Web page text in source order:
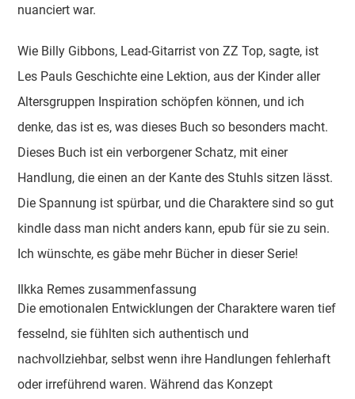
nuanciert war.
Wie Billy Gibbons, Lead-Gitarrist von ZZ Top, sagte, ist
Les Pauls Geschichte eine Lektion, aus der Kinder aller
Altersgruppen Inspiration schöpfen können, und ich
denke, das ist es, was dieses Buch so besonders macht.
Dieses Buch ist ein verborgener Schatz, mit einer
Handlung, die einen an der Kante des Stuhls sitzen lässt.
Die Spannung ist spürbar, und die Charaktere sind so gut
kindle dass man nicht anders kann, epub für sie zu sein.
Ich wünschte, es gäbe mehr Bücher in dieser Serie!
Ilkka Remes zusammenfassung
Die emotionalen Entwicklungen der Charaktere waren tief
fesselnd, sie fühlten sich authentisch und
nachvollziehbar, selbst wenn ihre Handlungen fehlerhaft
oder irreführend waren. Während das Konzept